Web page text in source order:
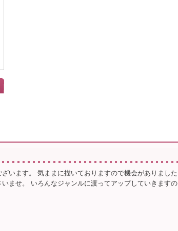
います。 気ままに描いておりますので機会がありました
ませ。 いろんなジャンルに渡ってアップしていきますの